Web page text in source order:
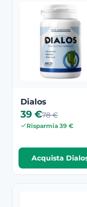
Dialos
39 €78 €
Risparmia 39 €
Acquista